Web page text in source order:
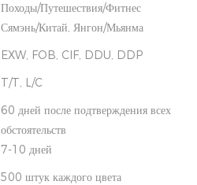
Походы/Путешествия/Фитнес
Сямэнь/Китай, Янгон/Мьянма
EXW, FOB, CIF, DDU, DDP
T/T, L/C
60 дней после подтверждения всех
обстоятельств
7-10 дней
500 штук каждого цвета